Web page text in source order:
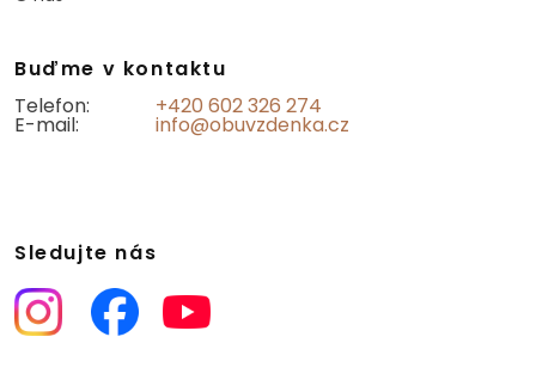
Buďme v kontaktu
Telefon:
+420 602 326 274
E-mail: info@obuvzdenka.cz
Sledujte nás